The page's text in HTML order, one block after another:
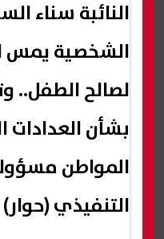
النائبة سناء
الشخصية يمس
لصالح الطفل..
بشأن العدادات
المواطن
التنفيذي (حوار)